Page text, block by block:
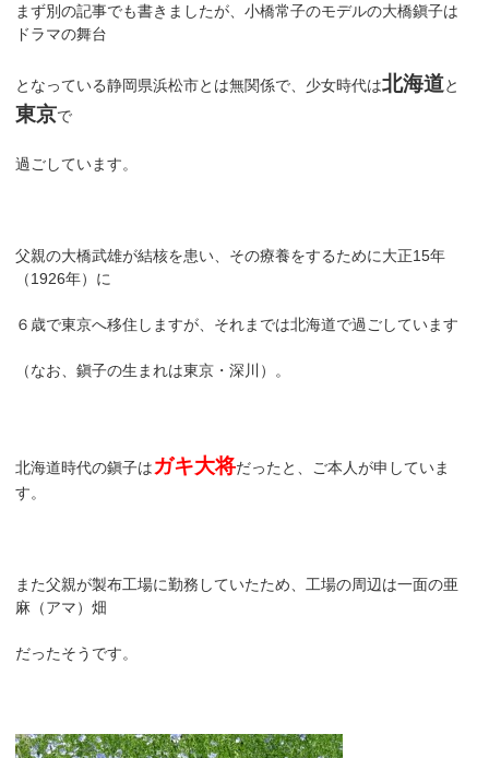
まず別の記事でも書きましたが、小橋常子のモデルの大橋鎭子は
ドラマの舞台
となっている静岡県浜松市とは無関係で、少女時代は北海道と
東京で
過ごしています。
父親の大橋武雄が結核を患い、その療養をするために大正15年
（1926年）に
６歳で東京へ移住しますが、それまでは北海道で過ごしています
（なお、鎭子の生まれは東京・深川）。
北海道時代の鎭子はガキ大将だったと、ご本人が申していま
す。
また父親が製布工場に勤務していたため、工場の周辺は一面の亜
麻（アマ）畑
だったそうです。